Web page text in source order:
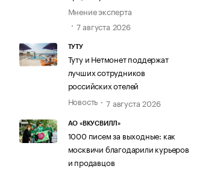
Мнение эксперта
7 августа 2026
ТУТУ
Туту и Нетмонет поддержат
лучших сотрудников
российских отелей
Новость
7 августа 2026
АО «ВКУСВИЛЛ»
1000 писем за выходные: как
москвичи благодарили курьеров
и продавцов